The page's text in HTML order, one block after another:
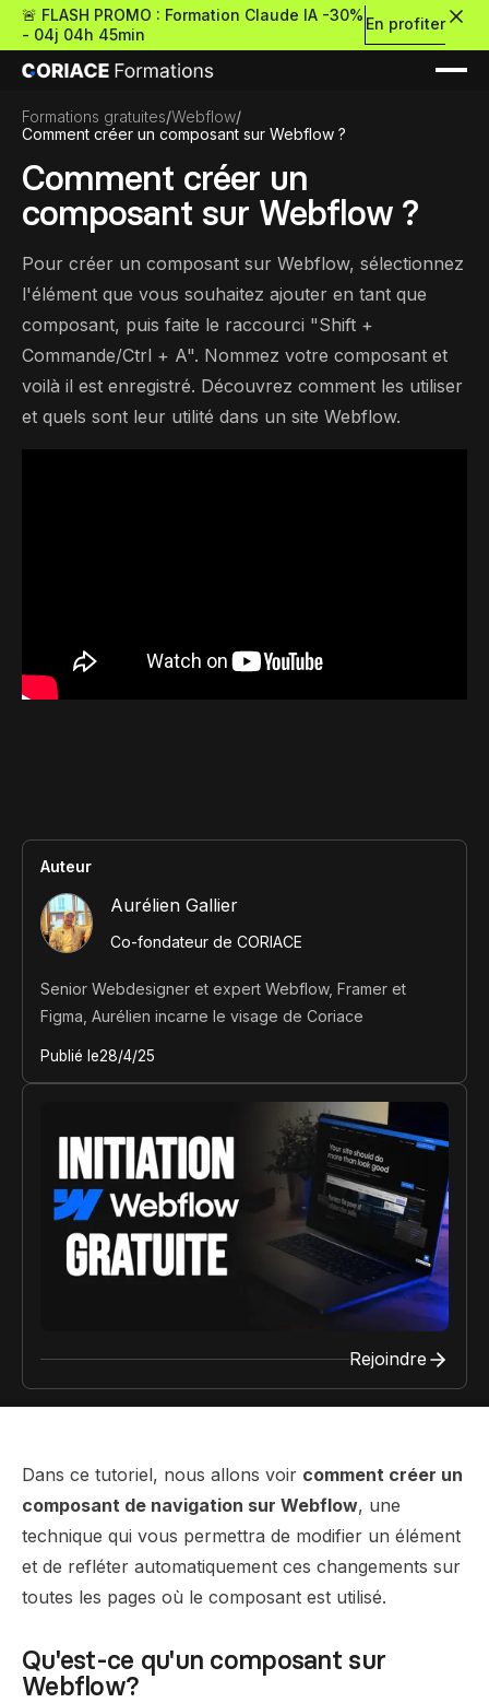
🚨 FLASH PROMO : Formation Claude IA -30%
- 04j 04h 45min
En profiter
Ressources Premium
Ressources & actualités
Devenir affilié(e)
Formations gratuites/Webflow/
Comment créer un composant sur Webflow ?
Comment créer un
composant sur Webflow ?
Pour créer un composant sur Webflow, sélectionnez
l'élément que vous souhaitez ajouter en tant que
composant, puis faite le raccourci "Shift +
Commande/Ctrl + A". Nommez votre composant et
voilà il est enregistré. Découvrez comment les utiliser
et quels sont leur utilité dans un site Webflow.
Auteur
Aurélien Gallier
Co-fondateur de CORIACE
Senior Webdesigner et expert Webflow, Framer et
Figma, Aurélien incarne le visage de Coriace
Publié le28/4/25
Rejoindre
Dans ce tutoriel, nous allons voir comment créer un
composant de navigation sur Webflow, une
technique qui vous permettra de modifier un élément
et de refléter automatiquement ces changements sur
toutes les pages où le composant est utilisé.
Qu'est-ce qu'un composant sur
Webflow?